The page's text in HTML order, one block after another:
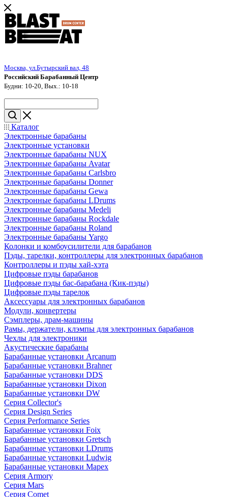
Москва, ул.Бутырский вал, 48
Российский Барабанный Центр
Будни: 10-20, Вых.: 10-18
Каталог
Электронные барабаны
Электронные установки
Электронные барабаны NUX
Электронные барабаны Avatar
Электронные барабаны Carlsbro
Электронные барабаны Donner
Электронные барабаны Gewa
Электронные барабаны LDrums
Электронные барабаны Medeli
Электронные барабаны Rockdale
Электронные барабаны Roland
Электронные барабаны Yargo
Колонки и комбоусилители для барабанов
Пэды, тарелки, контроллеры для электронных барабанов
Контроллеры и пэды хай-хэта
Цифровые пэды барабанов
Цифровые пэды бас-барабана (Кик-пэды)
Цифровые пэды тарелок
Аксессуары для электронных барабанов
Модули, конвертеры
Сэмплеры, драм-машины
Рамы, держатели, клэмпы для электронных барабанов
Чехлы для электроники
Акустические барабаны
Барабанные установки Arcanum
Барабанные установки Brahner
Барабанные установки DDS
Барабанные установки Dixon
Барабанные установки DW
Серия Collector's
Серия Design Series
Серия Performance Series
Барабанные установки Foix
Барабанные установки Gretsch
Барабанные установки LDrums
Барабанные установки Ludwig
Барабанные установки Mapex
Серия Armory
Серия Mars
Серия Comet